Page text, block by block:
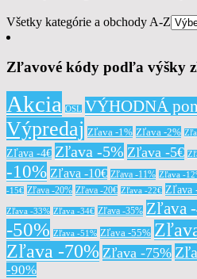
Všetky kategórie a obchody A-Z
Zľavové kódy podľa výšky
Akcia OSL VÝHODNÁ
Výpredaj Zľava -1% Zľava -2%
Zľava -4€ Zľava -5% Zľava -5€
-10% Zľava -10€ Zľava -11% Zľava -
-15€ Zľava -20% Zľava -20€ Zľava -22€ Zľava
Zľava -33% Zľava -34€ Zľava -35% Zľava
-50% Zľava -51% Zľava -55%
Zľava -70% Zľava -75%
-90%